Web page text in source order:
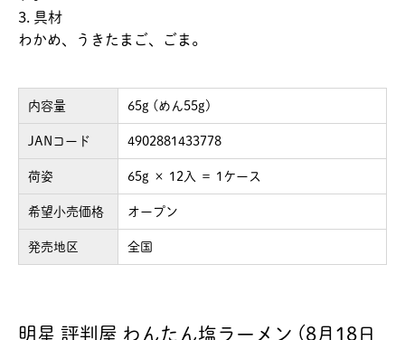
3. 具材
わかめ、うきたまご、ごま。
内容量 65g (めん55g)
JANコード 4902881433778
荷姿 65g × 12入 ＝ 1ケース
希望小売価格 オープン
発売地区 全国
明星 評判屋 わんたん塩ラーメン (8月18日